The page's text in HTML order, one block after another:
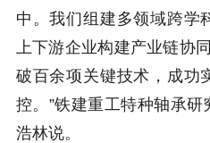
中。我们组建多领域跨学
上下游企业构建产业链协
破百余项关键技术，成功
控。”铁建重工特种轴承
浩林说。